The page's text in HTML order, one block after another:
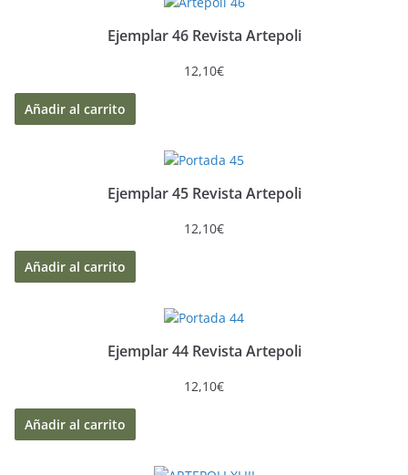
Ejemplar 46 Revista Artepoli
12,10€
Añadir al carrito
Ejemplar 45 Revista Artepoli
12,10€
Añadir al carrito
Ejemplar 44 Revista Artepoli
12,10€
Añadir al carrito